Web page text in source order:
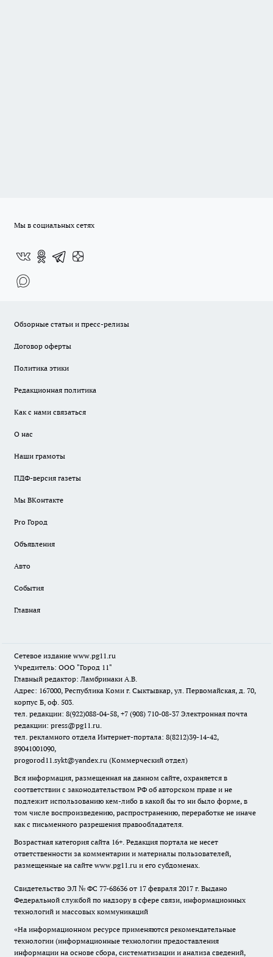
Мы в социальных сетях
Обзорные статьи и пресс-релизы
Договор оферты
Политика этики
Редакционная политика
Как с нами связаться
О нас
Наши грамоты
ПДФ-версия газеты
Мы ВКонтакте
Pro Город
Объявления
Авто
События
Главная
Сетевое издание www.pg11.ru
Учредитель: ООО "Город 11"
Главный редактор: Ламбринаки А.В.
Адрес: 167000, Республика Коми г. Сыктывкар, ул. Первомайская, д. 70,
корпус Б, оф. 503.
тел. редакции: 8(922)088-04-58, +7 (908) 710-08-37 Электронная почта
редакции: press@pg11.ru.
тел. рекламного отдела Интернет-портала: 8(8212)39-14-42,
89041001090,
progorod11.sykt@yandex.ru (Коммерческий отдел)
Вся информация, размещенная на данном сайте, охраняется в
соответствии с законодательством РФ об авторском праве и не
подлежит использованию кем-либо в какой бы то ни было форме, в
том числе воспроизведению, распространению, переработке не иначе
как с письменного разрешения правообладателя.
Возрастная категория сайта 16+. Редакция портала не несет
ответственности за комментарии и материалы пользователей,
размещенные на сайте www.pg11.ru и его субдоменах.
Свидетельство ЭЛ № ФС 77-68636 от 17 февраля 2017 г. Выдано
Федеральной службой по надзору в сфере связи, информационных
технологий и массовых коммуникаций
«На информационном ресурсе применяются рекомендательные
технологии (информационные технологии предоставления
информации на основе сбора, систематизации и анализа сведений,